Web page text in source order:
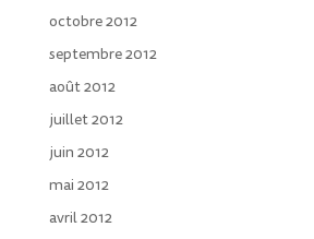
octobre 2012
septembre 2012
août 2012
juillet 2012
juin 2012
mai 2012
avril 2012